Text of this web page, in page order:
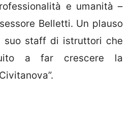
e umanità –
Belletti. Un plauso
suo staff di istruttori che
a far crescere la